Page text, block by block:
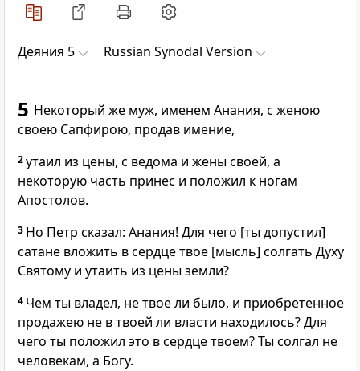
Деяния 5 Russian Synodal Version
5 Некоторый же муж, именем Анания, с женою
своею Сапфирою, продав имение,
2утаил из цены, с ведома и жены своей, а
некоторую часть принес и положил к ногам
Апостолов.
3 Но Петр сказал: Анания! Для чего [ты допустил]
сатане вложить в сердце твое [мысль] солгать Духу
Святому и утаить из цены земли?
4 Чем ты владел, не твое ли было, и приобретенное
продажею не в твоей ли власти находилось? Для
чего ты положил это в сердце твоем? Ты солгал не
человекам, а Богу.